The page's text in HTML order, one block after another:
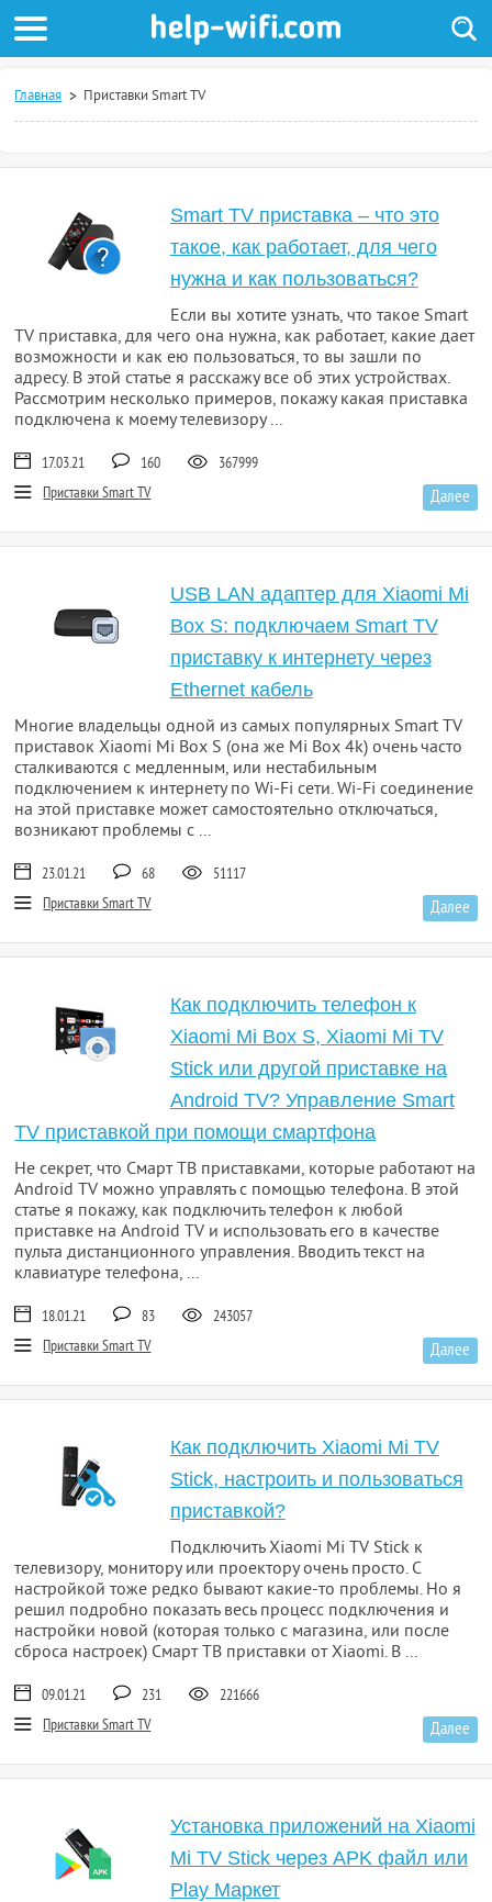
Главная Приставки Smart TV
Smart TV приставка – что это
такое, как работает, для чего
нужна и как пользоваться?
Если вы хотите узнать, что такое Smart
TV приставка, для чего она нужна, как работает, какие дает
возможности и как ею пользоваться, то вы зашли по
адресу. В этой статье я расскажу все об этих устройствах.
Рассмотрим несколько примеров, покажу какая приставка
подключена к моему телевизору ...
17.03.21 160
367999
Приставки Smart TV
Далее
USB LAN адаптер для Xiaomi Mi
Box S: подключаем Smart TV
приставку к интернету через
Ethernet кабель
Многие владельцы одной из самых популярных Smart TV
приставок Xiaomi Mi Box S (она же Mi Box 4k) очень часто
сталкиваются с медленным, или нестабильным
подключением к интернету по Wi-Fi сети. Wi-Fi соединение
на этой приставке может самостоятельно отключаться,
возникают проблемы с ...
23.01.21 68
51117
Приставки Smart TV
Далее
Как подключить телефон к
Xiaomi Mi Box S, Xiaomi Mi TV
Stick или другой приставке на
Android TV? Управление Smart
TV приставкой при помощи смартфона
Не секрет, что Смарт ТВ приставками, которые работают на
Android TV можно управлять с помощью телефона. В этой
статье я покажу, как подключить телефон к любой
приставке на Android TV и использовать его в качестве
пульта дистанционного управления. Вводить текст на
клавиатуре телефона, ...
18.01.21 83
243057
Приставки Smart TV
Далее
Как подключить Xiaomi Mi TV
Stick, настроить и пользоваться
приставкой?
Подключить Xiaomi Mi TV Stick к
телевизору, монитору или проектору очень просто. С
настройкой тоже редко бывают какие-то проблемы. Но я
решил подробно показать весь процесс подключения и
настройки новой (которая только с магазина, или после
сброса настроек) Смарт ТВ приставки от Xiaomi. В ...
09.01.21 231
221666
Приставки Smart TV
Далее
Установка приложений на Xiaomi
Mi TV Stick через APK файл или
Play Маркет